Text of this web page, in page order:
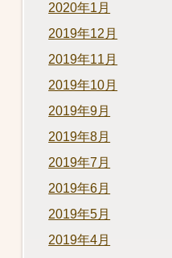
2020年1月
2019年12月
2019年11月
2019年10月
2019年9月
2019年8月
2019年7月
2019年6月
2019年5月
2019年4月